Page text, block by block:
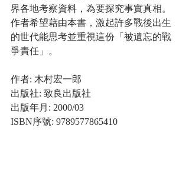
界各地考察資料，為要探究事實真相。
作者希望藉由本書，激起許多戰後出生
的世代能思考並重視這份「被遺忘的戰
爭責任」。
作者: 木村宏一郎
出版社: 致良出版社
出版年月: 2000/03
ISBN序號: 9789577865410